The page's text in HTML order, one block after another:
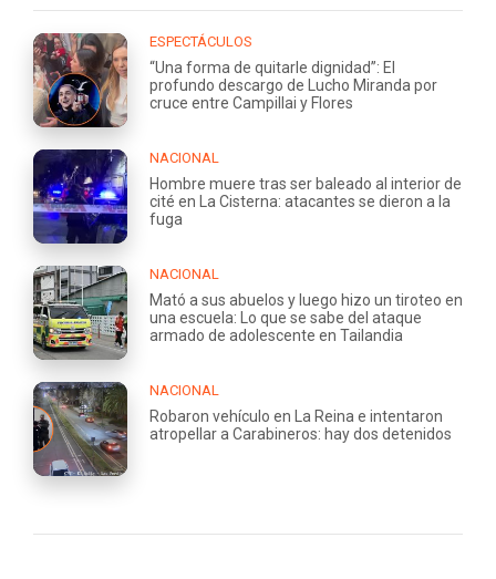
ESPECTÁCULOS
“Una forma de quitarle dignidad”: El
profundo descargo de Lucho Miranda por
cruce entre Campillai y Flores
NACIONAL
Hombre muere tras ser baleado al interior de
cité en La Cisterna: atacantes se dieron a la
fuga
NACIONAL
Mató a sus abuelos y luego hizo un tiroteo en
una escuela: Lo que se sabe del ataque
armado de adolescente en Tailandia
NACIONAL
Robaron vehículo en La Reina e intentaron
atropellar a Carabineros: hay dos detenidos